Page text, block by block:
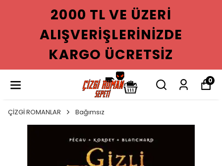
2000 TL VE ÜZERI
ALIŞVERIŞLERINIZDE
KARGO ÜCRETSIZ
0
ÇİZGİ ROMANLAR Bağımsız